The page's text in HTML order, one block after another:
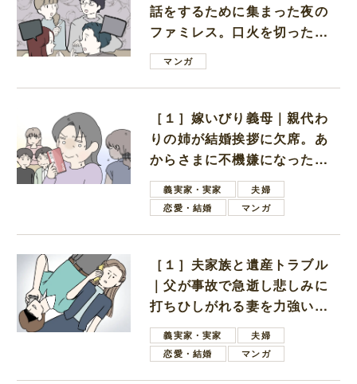
話をするために集まった夜の
ファミレス。口火を切ったの
は電車好きの男の子ママ
マンガ
［１］嫁いびり義母｜親代わ
りの姉が結婚挨拶に欠席。あ
からさまに不機嫌になった義
母義実家・実家
夫婦
恋愛・結婚
マンガ
［１］夫家族と遺産トラブル
｜父が事故で急逝し悲しみに
打ちひしがれる妻を力強い言
葉で励ます夫
義実家・実家
夫婦
恋愛・結婚
マンガ